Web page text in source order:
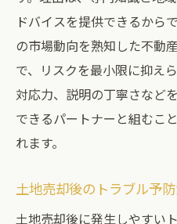
ドバイスを提供できるから
の市場動向を熟知した不動
で、リスクを最小限に抑え
対応力、説明の丁寧さなど
できるパートナーと組むこ
れます。
土地売却後のトラブル予
土地売却後に発生しやすい